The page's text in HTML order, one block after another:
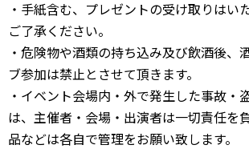
・手紙含む、プレゼントの受け取りはい
ご了承ください。
・危険物や酒類の持ち込み及び飲酒後、
ブ参加は禁止とさせて頂きます。
・イベント会場内・外で発生した事故・
は、主催者・会場・出演者は一切責任を
品などは各自で管理をお願い致します。